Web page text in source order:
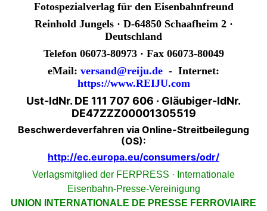
Fotospezialverlag für den Eisenbahnfreund
Reinhold Jungels · D-64850 Schaafheim 2 ·
Deutschland
Telefon 06073-80973 · Fax 06073-80049
eMail: versand@reiju.de - Internet:
https://www.REIJU.com
Ust-IdNr. DE 111 707 606 · Gläubiger-IdNr.
DE47ZZZ00001305519
Beschwerdeverfahren via Online-Streitbeilegung
(OS):
http://ec.europa.eu/consumers/odr/
Verlagsmitglied der FERPRESS · Internationale
Eisenbahn-Presse-Vereinigung
UNION INTERNATIONALE DE PRESSE FERROVIAIRE